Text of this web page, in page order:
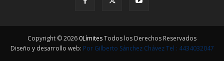
Copyright © 2026 0LímitesTodos los Derechos Reservados
Diseño y desarrollo web: Por Gilberto Sánchez Chávez Tel : 4434032047